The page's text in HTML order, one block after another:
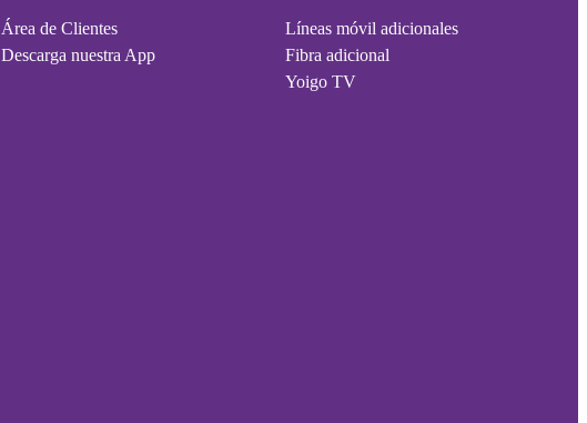
Área de Clientes
Descarga nuestra App
Líneas móvil adicionales
Fibra adicional
Yoigo TV